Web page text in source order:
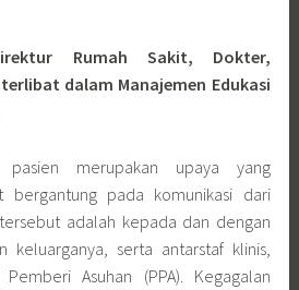
Rumah Sakit, Dokter,
dalam Manajemen Edukasi
pasien merupakan upaya yang
bergantung pada komunikasi dari
adalah kepada dan dengan
keluarganya, serta antarstaf klinis,
Asuhan (PPA). Kegagalan